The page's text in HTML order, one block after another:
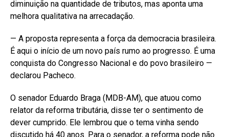
diminuição na quantidade de tributos, mas aponta uma
melhora qualitativa na arrecadação.
— A proposta representa a força da democracia brasileira.
É aqui o início de um novo país rumo ao progresso. É uma
conquista do Congresso Nacional e do povo brasileiro —
declarou Pacheco.
O senador Eduardo Braga (MDB-AM), que atuou como
relator da reforma tributária, disse ter o sentimento de
dever cumprido. Ele lembrou que o tema vinha sendo
discutido há 40 anos. Para o senador, a reforma pode não